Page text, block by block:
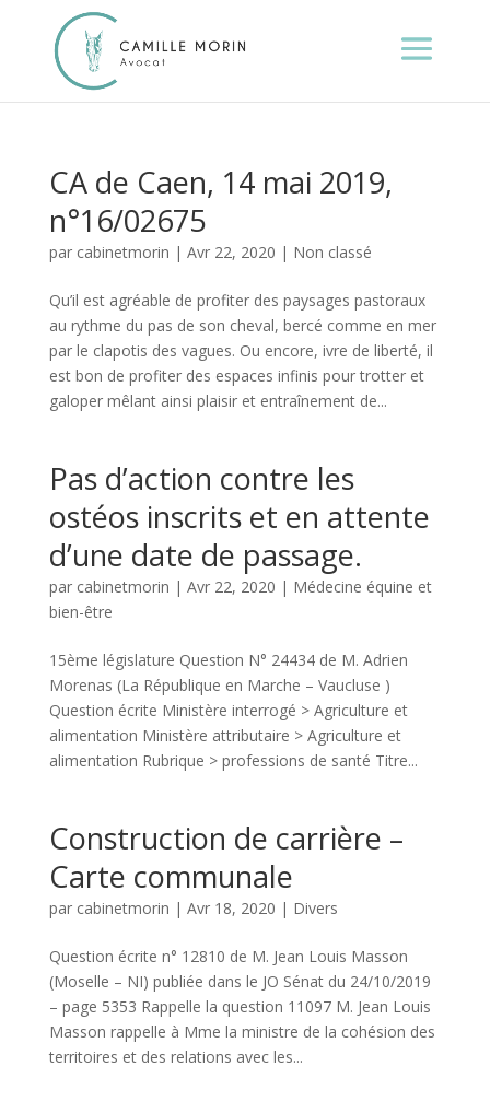
CA de Caen, 14 mai 2019,
n°16/02675
par cabinetmorin | Avr 22, 2020 | Non classé
Qu’il est agréable de profiter des paysages pastoraux
au rythme du pas de son cheval, bercé comme en mer
par le clapotis des vagues. Ou encore, ivre de liberté, il
est bon de profiter des espaces infinis pour trotter et
galoper mêlant ainsi plaisir et entraînement de...
Pas d’action contre les
ostéos inscrits et en attente
d’une date de passage.
par cabinetmorin | Avr 22, 2020 | Médecine équine et
bien-être
15ème législature Question N° 24434 de M. Adrien
Morenas (La République en Marche – Vaucluse )
Question écrite Ministère interrogé > Agriculture et
alimentation Ministère attributaire > Agriculture et
alimentation Rubrique > professions de santé Titre...
Construction de carrière –
Carte communale
par cabinetmorin | Avr 18, 2020 | Divers
Question écrite n° 12810 de M. Jean Louis Masson
(Moselle – NI) publiée dans le JO Sénat du 24/10/2019
– page 5353 Rappelle la question 11097 M. Jean Louis
Masson rappelle à Mme la ministre de la cohésion des
territoires et des relations avec les...